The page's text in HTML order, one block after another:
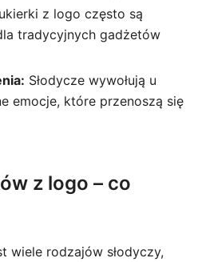
z logo często są
tradycyjnych gadżetów
Słodycze wywołują u
emocje, które przenoszą się
z logo – co
wiele rodzajów słodyczy,